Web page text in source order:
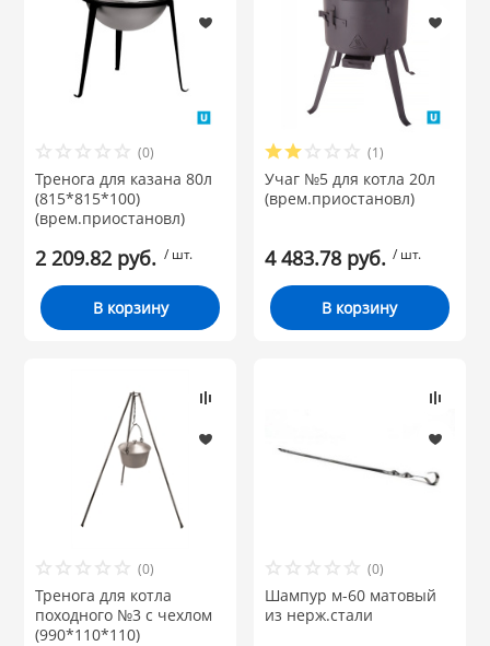
(0)
Тренога для казана 80л
(815*815*100)
(врем.приостановл)
2 209.82 руб. / шт.
В корзину
(1)
Учаг №5 для котла 20л
(врем.приостановл)
4 483.78 руб. / шт.
В корзину
(0)
Тренога для котла
походного №3 с чехлом
(990*110*110)
(0)
Шампур м-60 матовый
из нерж.стали